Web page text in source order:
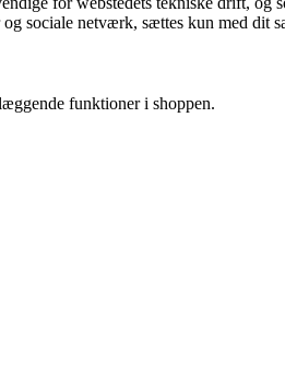
sociale netværk, sættes kun med dit
funktioner i shoppen.